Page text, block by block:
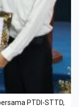
PTDI-STTD,